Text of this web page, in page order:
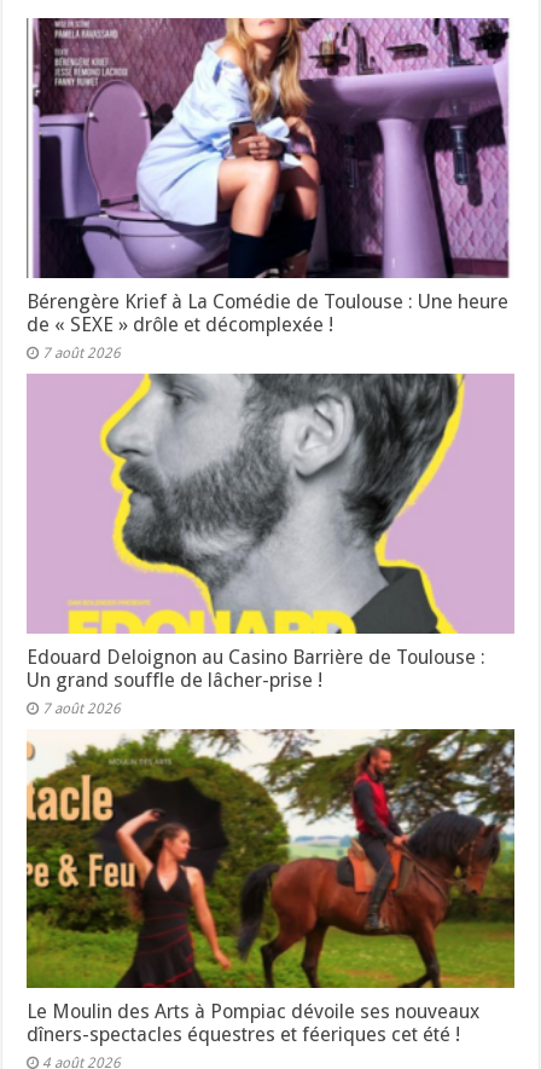
Bérengère Krief à La Comédie de Toulouse : Une heure
de « SEXE » drôle et décomplexée !
7 août 2026
Edouard Deloignon au Casino Barrière de Toulouse :
Un grand souffle de lâcher-prise !
7 août 2026
Le Moulin des Arts à Pompiac dévoile ses nouveaux
dîners-spectacles équestres et féeriques cet été !
4 août 2026